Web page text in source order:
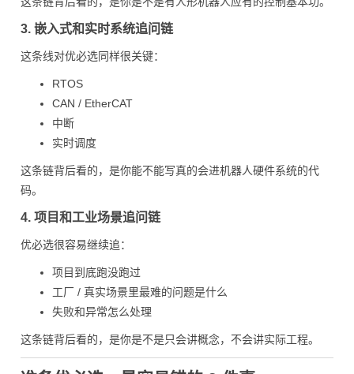
3. 嵌入式和实时系统追问链
这条线对优必选同样很关键：
RTOS
CAN / EtherCAT
中断
实时调度
这条链背后看的，是你能不能写真的会进机器人硬件系统的代
码。
4. 项目和工业场景追问链
优必选很容易继续追：
项目到底跑没跑过
工厂 / 真实场景里最难的问题是什么
失败和异常怎么处理
这条链背后看的，是你是不是只会讲概念，不会讲实际工程。